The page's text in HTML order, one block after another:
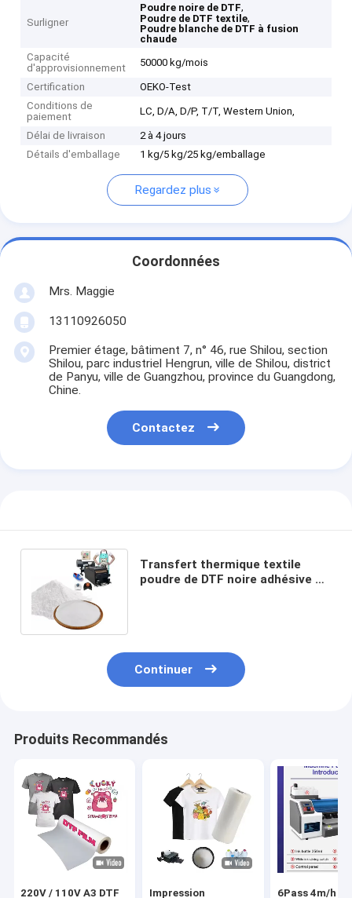
Surligner
Poudre noire de DTF,
Poudre de DTF textile,
Poudre blanche de DTF à fusion
chaude
Capacité
d'approvisionnement
50000 kg/mois
Certification
OEKO-Test
Conditions de
paiement
LC, D/A, D/P, T/T, Western Union,
Délai de livraison
2 à 4 jours
Détails d'emballage
1 kg/5 kg/25 kg/emballage
Regardez plus
Coordonnées
Mrs. Maggie
13110926050
Premier étage, bâtiment 7, n° 46, rue Shilou, section
Shilou, parc industriel Hengrun, ville de Shilou, district
de Panyu, ville de Guangzhou, province du Guangdong,
Chine.
Contactez
Transfert thermique textile
poudre de DTF noire adhésive à
Continuer
Produits Recommandés
220V / 110V A3 DTF Impression 6Pass 4m/h